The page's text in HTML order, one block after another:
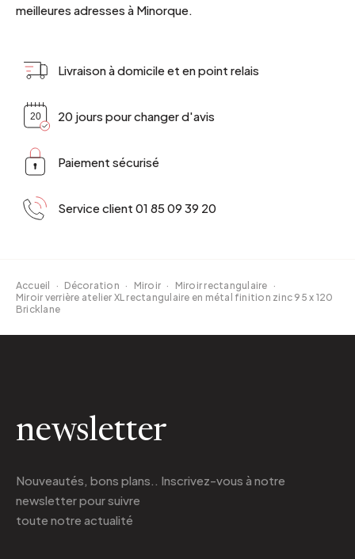
meilleures adresses à Minorque.
Livraison à domicile et en point relais
20 jours pour changer d'avis
Paiement sécurisé
Service client 01 85 09 39 20
Accueil · Décoration · Miroir · Miroir rectangulaire ·
Miroir verrière atelier XL rectangulaire en métal finition zinc 95 x 120
Bricklane
newsletter
Nouveautés, bons plans.. Inscrivez-vous à notre
newsletterpour suivre
toute notre actualité